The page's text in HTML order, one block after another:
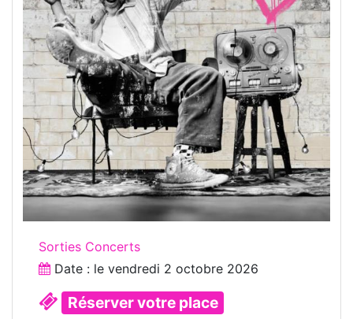
Sorties Concerts
Date : le vendredi 2 octobre 2026
Réserver votre place